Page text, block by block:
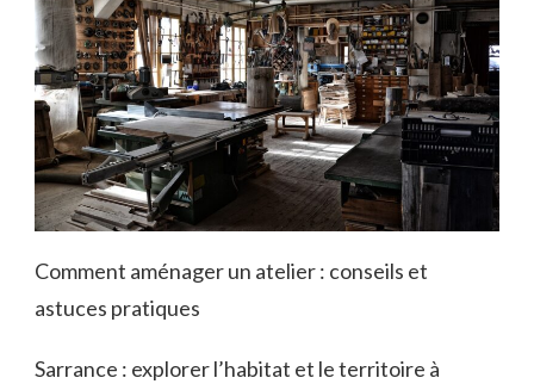
Comment aménager un atelier : conseils et
astuces pratiques
Sarrance : explorer l’habitat et le territoire à